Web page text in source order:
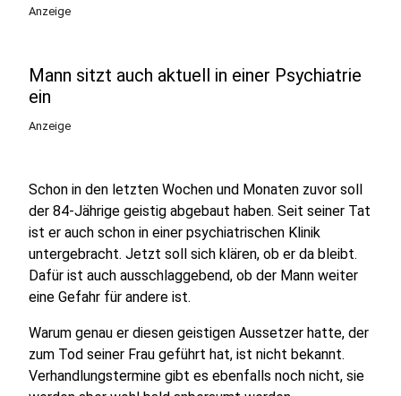
Anzeige
Mann sitzt auch aktuell in einer Psychiatrie
ein
Anzeige
Schon in den letzten Wochen und Monaten zuvor soll
der 84-Jährige geistig abgebaut haben. Seit seiner Tat
ist er auch schon in einer psychiatrischen Klinik
untergebracht. Jetzt soll sich klären, ob er da bleibt.
Dafür ist auch ausschlaggebend, ob der Mann weiter
eine Gefahr für andere ist.
Warum genau er diesen geistigen Aussetzer hatte, der
zum Tod seiner Frau geführt hat, ist nicht bekannt.
Verhandlungstermine gibt es ebenfalls noch nicht, sie